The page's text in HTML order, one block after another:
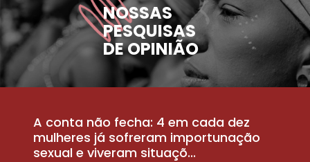
NOSSAS
PESQUISAS
DE OPINIÃO
A conta não fecha: 4 em cada dez
mulheres já sofreram importunação
sexual e viveram situaçõ...